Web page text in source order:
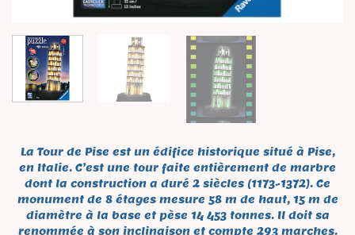
La Tour de Pise est un édifice historique situé à Pise,
en Italie. C’est une tour faite entièrement de marbre
dont la construction a duré 2 siècles (1173-1372). Ce
monument de 8 étages mesure 58 m de haut, 15 m de
diamètre à la base et pèse 14 453 tonnes. Il doit sa
renommée à son inclinaison et compte 293 marches.